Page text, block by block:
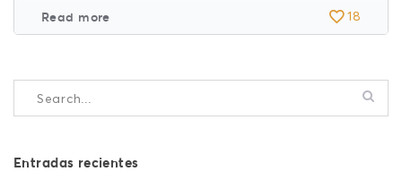
Read more 18
Entradas recientes